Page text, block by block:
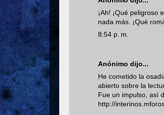
¡Ah! ¡Qué peligroso
nada más. ¡Qué
8:54 p. m.
Anónimo dijo...
He cometido la
abierto sobre la
Fue un impulso, así
http://